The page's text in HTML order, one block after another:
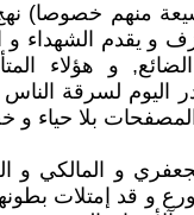
منهم خصوصا)
و يقدم الشهداء و
و هؤلاء
اليوم لسرقة الناس
المصفحات بلا حياء
و المالكي و
و قد إمتلات